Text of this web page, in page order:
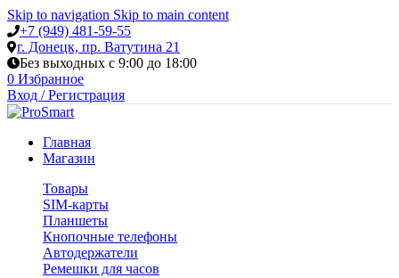
Skip to navigation Skip to main content
+7 (949) 481-59-55
г. Донецк, пр. Ватутина 21
Без выходных с 9:00 до 18:00
0 Избранное
Вход / Регистрация
Главная
Магазин
Товары
SIM-карты
Планшеты
Кнопочные телефоны
Автодержатели
Ремешки для часов